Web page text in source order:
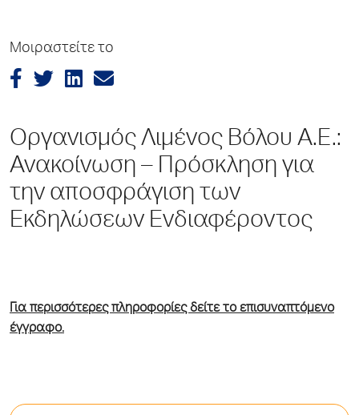
Μοιραστείτε το
Οργανισμός Λιμένος Βόλου Α.Ε.:
Ανακοίνωση – Πρόσκληση για
την αποσφράγιση των
Εκδηλώσεων Ενδιαφέροντος
Για περισσότερες πληροφορίες δείτε το επισυναπτόμενο
έγγραφο.